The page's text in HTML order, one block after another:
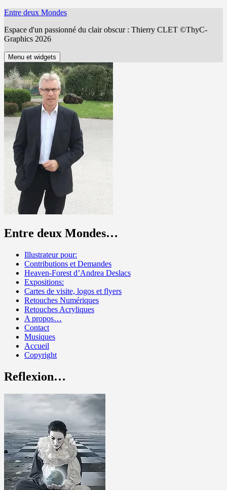
Aller
contenu
Entre deux Mondes
Espace d'un passionné du clair obscur : Thierry CLET ©ThyC-
Graphics 2026
Menu et widgets
Entre deux Mondes…
Illustrateur pour:
Contributions et Demandes
Heaven-Forest d’Andrea Deslacs
Expositions:
Cartes de visite, logos et flyers
Retouches Numériques
Retouches Acryliques
A propos…
Contact
Musiques
Accueil
Copyright
Reflexion…